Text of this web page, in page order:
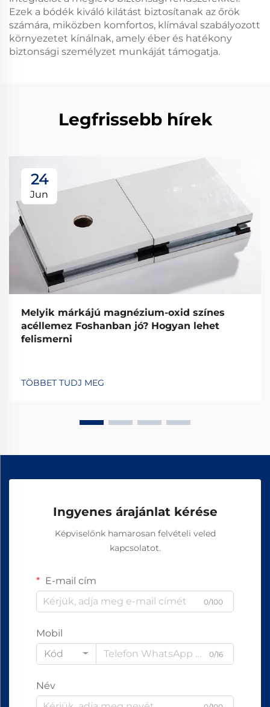
Ezek a bódék kiváló kilátást biztosítanak az őrök
számára, miközben komfortos, klímával szabályozott
környezetet kínálnak, amely éber és hatékony
biztonsági személyzet munkáját támogatja.
Legfrissebb hírek
24
Jun
Melyik márkájú magnézium-oxid színes
acéllemez Foshanban jó? Hogyan lehet
felismerni
TÖBBET TUDJ MEG
Ingyenes árajánlat kérése
Képviselőnk hamarosan felvételi veled
kapcsolatot.
E-mail cím
0/100
Mobil
Kód
0/16
Név